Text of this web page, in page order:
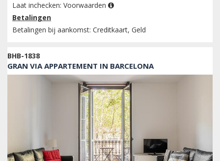
Laat inchecken: Voorwaarden
Betalingen
Betalingen bij aankomst: Creditkaart, Geld
BHB-1838
GRAN VIA APPARTEMENT IN BARCELONA